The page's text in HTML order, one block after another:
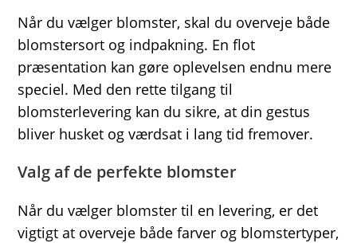
Når du vælger blomster, skal du overveje både
blomstersort og indpakning. En flot
præsentation kan gøre oplevelsen endnu mere
speciel. Med den rette tilgang til
blomsterlevering kan du sikre, at din gestus
bliver husket og værdsat i lang tid fremover.
Valg af de perfekte blomster
Når du vælger blomster til en levering, er det
vigtigt at overveje både farver og blomstertyper,